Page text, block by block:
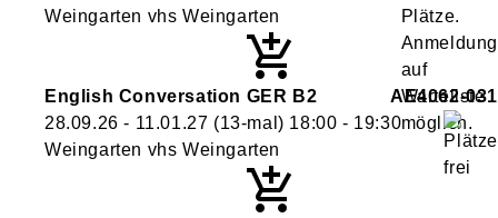
Weingarten vhs Weingarten
English Conversation GER B2
AE4062-031
28.09.26 - 11.01.27 (13-mal) 18:00 - 19:30
Weingarten vhs Weingarten